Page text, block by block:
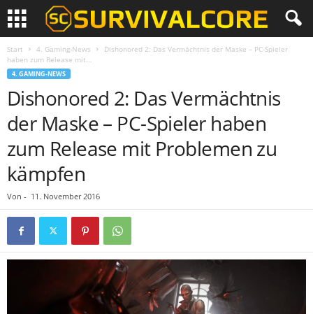
Start 4. Gaming-News
Dishonored 2: Das Vermächtnis der Maske – PC-Spieler
haben zum Release mit...
4. GAMING-NEWS
Dishonored 2: Das Vermächtnis
der Maske – PC-Spieler haben
zum Release mit Problemen zu
kämpfen
Von - 11. November 2016